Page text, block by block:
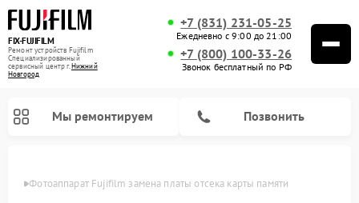
FIX-FUJIFILM
Ремонт устройств Fujifilm
Специализированный
cервисный центр г.Нижний
Новгород
+7 (831) 231-05-25
Ежедневно с 9:00 до 21:00
+7 (800) 100-33-26
Звонок бесплатный по РФ
Мы ремонтируем Позвонить
Фотоаппарат Fujifilm замена платы отсека карты памяти